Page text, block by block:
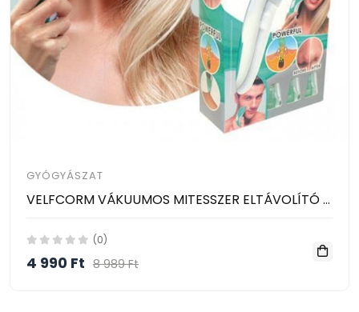
GYÓGYÁSZAT
VELFCORM VÁKUUMOS MITESSZER ELTÁVOLÍTÓ ÉS PÓRUS TISZTÍTÓ
(0)
4 990 Ft 8 989 Ft